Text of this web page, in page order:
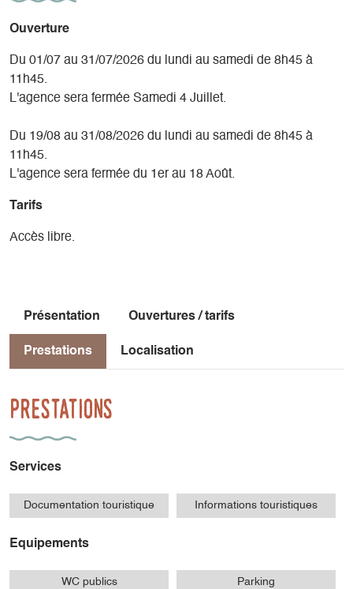
Ouverture
Du 01/07 au 31/07/2026 du lundi au samedi de 8h45 à
11h45.
L'agence sera fermée Samedi 4 Juillet.
Du 19/08 au 31/08/2026 du lundi au samedi de 8h45 à
11h45.
L'agence sera fermée du 1er au 18 Août.
Tarifs
Accès libre.
Présentation Ouvertures / tarifs
Prestations Localisation
Prestations
Services
Documentation touristique Informations touristiques
Equipements
WC publics Parking